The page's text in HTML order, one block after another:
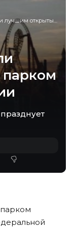
парком развлечений России